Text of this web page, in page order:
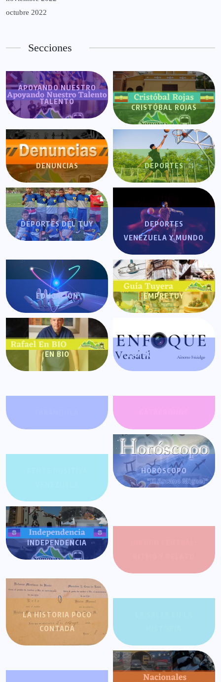
octubre 2022
Secciones
APOYANDO NUESTRO
TALENTO
CRISTÓBAL ROJAS
DENUNCIAS DEPORTES
DEPORTES DEL TUY
DEPORTES
VENEZUELA Y MUNDO
EDUCACIÓN EMPRETUY
EN BIO ENFOQUE VERSÁTIL
HORÓSCOPO
INDEPENDENCIA
LA HISTORIA POCO
CONTADA